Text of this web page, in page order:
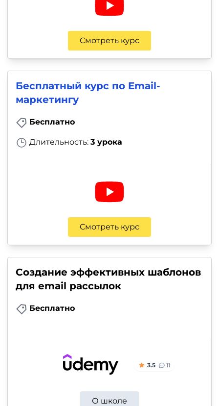
Смотреть курс
Бесплатный курс по Email-
маркетингу
Бесплатно
Длительность: 3 урока
Смотреть курс
Создание эффективных шаблонов
для email рассылок
Бесплатно
3.5 11
О школе